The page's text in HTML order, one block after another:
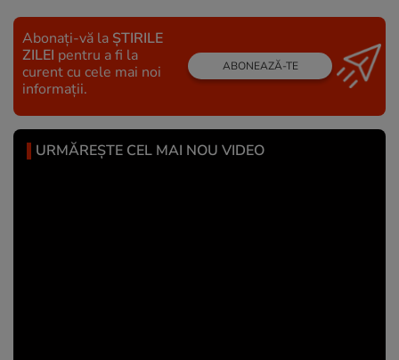
Abonați-vă la ȘTIRILE
ZILEI pentru a fi la
curent cu cele mai noi
informații.
ABONEAZĂ-TE
URMĂREȘTE CEL MAI NOU VIDEO